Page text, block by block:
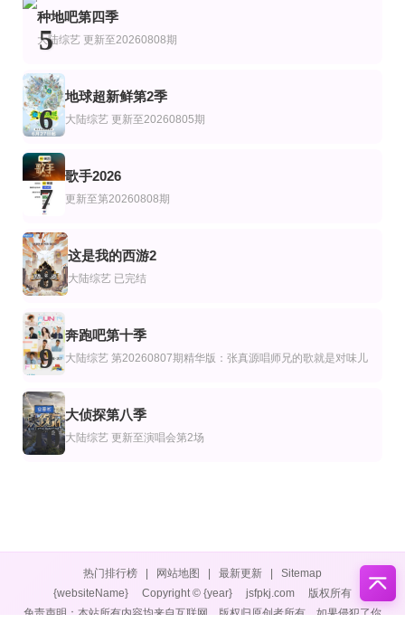
Let美人 第三季
美食新闻报道
黄婉曼,蔡雪莹,倪嘉雯,黄嘉雯,廖慧仪,伍倩彤,陈嘉倩,胡敏芝,吴兆麟,吴浩康,巩
两岸家书
5
种地吧第四季
大陆综艺 更新至20260808期
6
地球超新鲜第2季
大陆综艺 更新至20260805期
7
歌手2026
更新至第20260808期
8
这是我的西游2
大陆综艺 已完结
9
奔跑吧第十季
大陆综艺 第20260807期精华版：张真源唱师兄的歌就是对味儿
10
大侦探第八季
大陆综艺 更新至演唱会第2场
热门排行榜 网站地图 最新更新
Sitemap
{websiteName}
Copyright © {year} jsfpkj.com
版权所有
免责声明：本站所有内容均来自互联网，版权归原创者所有，如果侵犯了你